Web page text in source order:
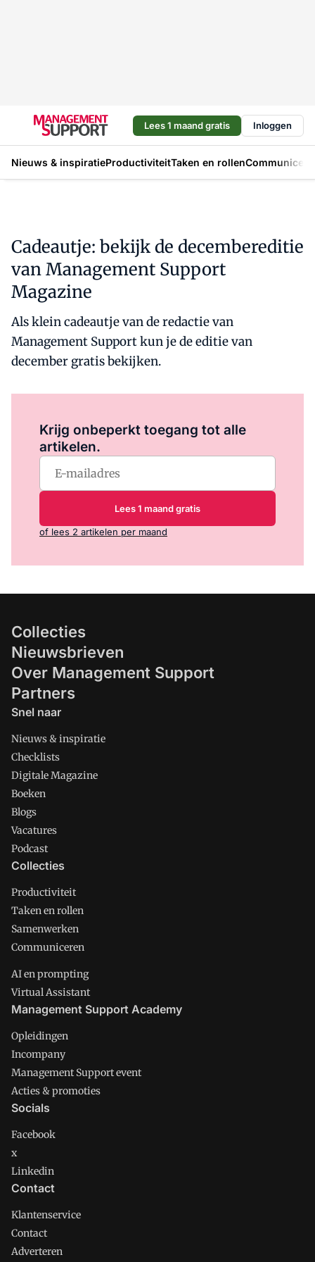
Lees 1 maand gratis Inloggen
Nieuws & inspiratieProductiviteitTaken en rollen
Cadeautje: bekijk de decembereditie
van Management Support
Magazine
Als klein cadeautje van de redactie van
Management Support kun je de editie van
december gratis bekijken.
Krijg onbeperkt toegang tot alle
artikelen.
Lees 1 maand gratis
of lees 2 artikelen per maand
Collecties
Nieuwsbrieven
Over Management Support
Partners
Snel naar
Nieuws & inspiratie
Checklists
Digitale Magazine
Boeken
Blogs
Vacatures
Podcast
Collecties
Productiviteit
Taken en rollen
Samenwerken
Communiceren
AI en prompting
Virtual Assistant
Management Support Academy
Opleidingen
Incompany
Management Support event
Acties & promoties
Socials
Facebook
x
Linkedin
Contact
Klantenservice
Contact
Adverteren